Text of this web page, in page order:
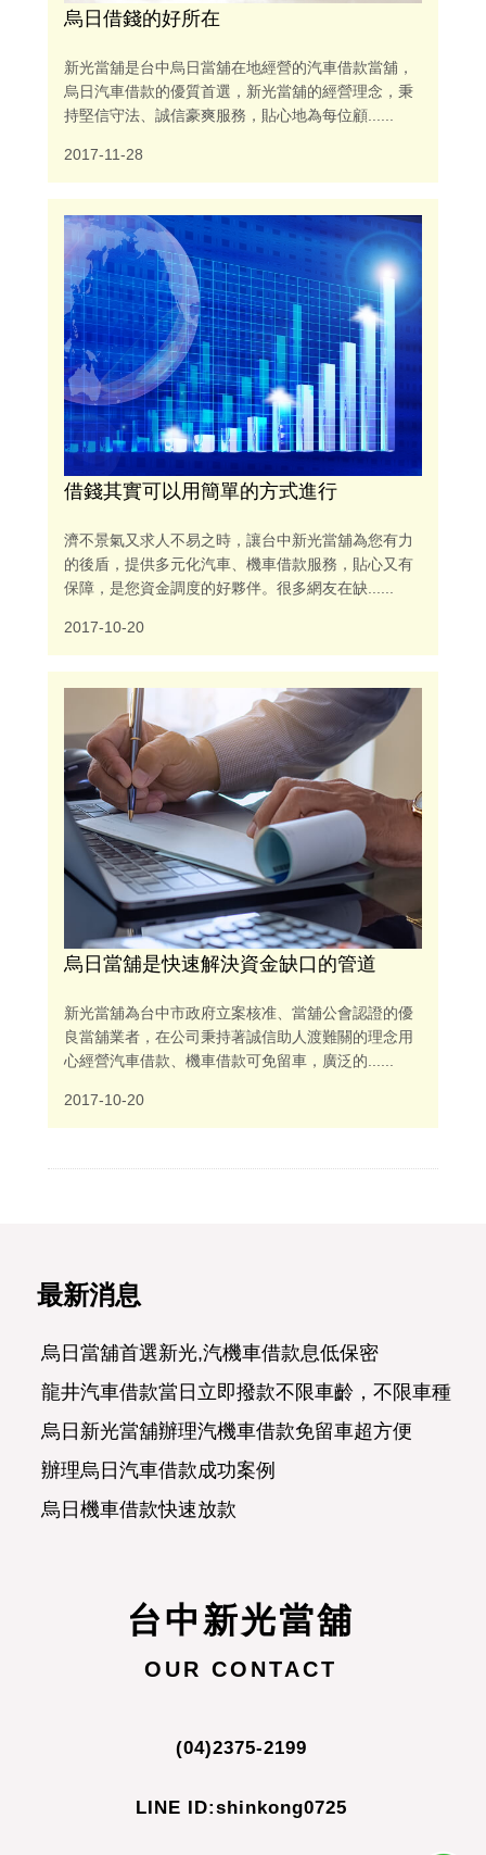
烏日借錢的好所在
新光當舖是台中烏日當舖在地經營的汽車借款當舖，
烏日汽車借款的優質首選，新光當舖的經營理念，秉
持堅信守法、誠信豪爽服務，貼心地為每位顧......
2017-11-28
借錢其實可以用簡單的方式進行
濟不景氣又求人不易之時，讓台中新光當舖為您有力
的後盾，提供多元化汽車、機車借款服務，貼心又有
保障，是您資金調度的好夥伴。很多網友在缺......
2017-10-20
烏日當舖是快速解決資金缺口的管道
新光當舖為台中市政府立案核准、當舖公會認證的優
良當舖業者，在公司秉持著誠信助人渡難關的理念用
心經營汽車借款、機車借款可免留車，廣泛的......
2017-10-20
最新消息
龍井汽車借款當日立即撥款不限車齡，不限車種，
烏日新光當舖辦理汽機車借款免留車超方便
辦理烏日汽車借款成功案例
烏日機車借款快速放款
烏日汽車借款合法經營可分期攤還
烏日當舖讓愛車替您週轉
烏日賴先生詢問汽車借款問題
烏日當舖專辦汽機車借款免留車
台中新光當舖
OUR CONTACT
(04)2375-2199
LINE ID:shinkong0725